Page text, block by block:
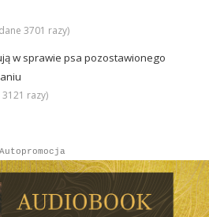
3701 razy)
w sprawie psa pozostawionego
razy)